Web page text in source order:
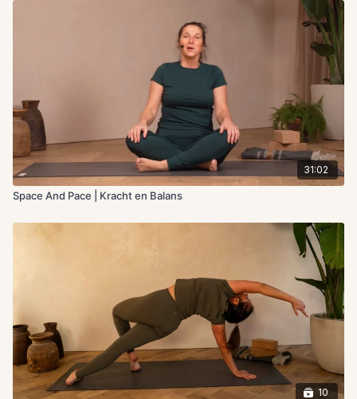
31:02
Space And Pace | Kracht en Balans
10